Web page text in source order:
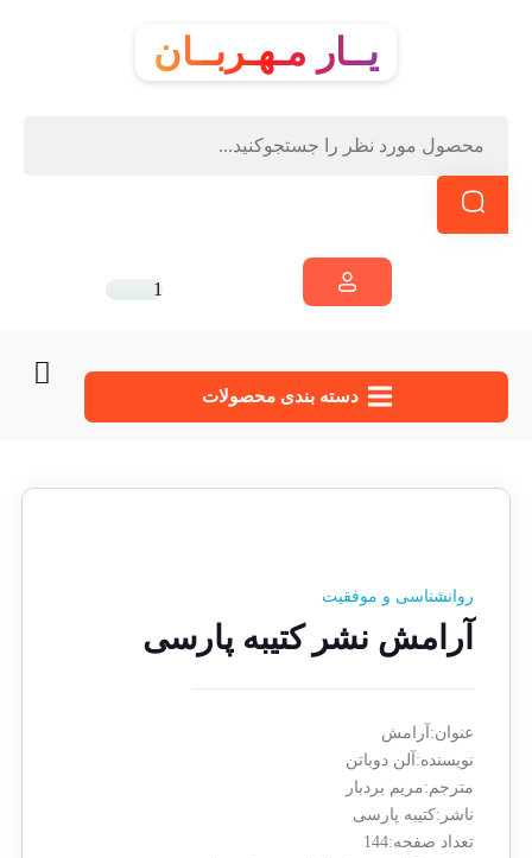
یــار مـهـربــان
1
دسته‌ بندی محصولات
روانشناسی و موفقیت
آرامش نشر کتیبه پارسی
عنوان:آرامش
نویسنده:آلن دوباتن
مترجم:مریم بردبار
ناشر:کتیبه پارسی
تعداد صفحه:144